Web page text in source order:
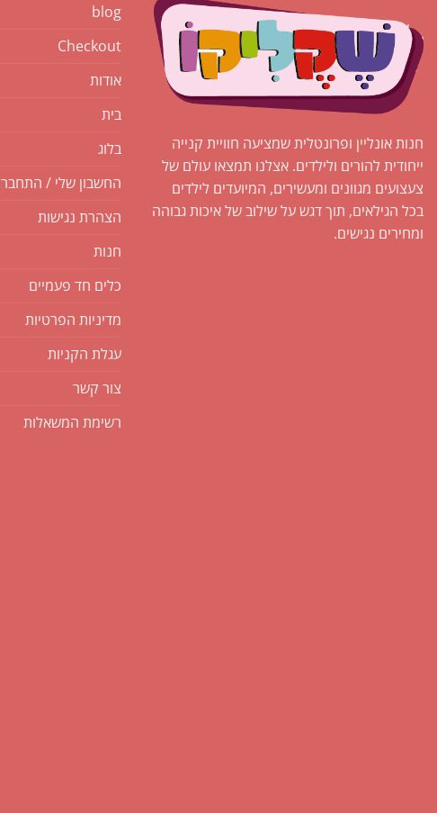
חנות אונליין ופרונטלית שמציעה חוויית קנייה
ייחודית להורים ולילדים. אצלנו תמצאו עולם של
צעצועים מגוונים ומעשירים, המיועדים לילדים
בכל הגילאים, תוך דגש על שילוב של איכות גבוהה
ומחירים נגישים.
blog
Checkout
אודות
בית
בלוג
החשבון שלי /
הצהרת נגישות
חנות
כלים חד פעמיים
מדיניות הפרטיות
עגלת הקניות
צור קשר
רשימת המשאלות